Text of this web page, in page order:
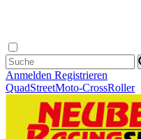
Anmelden Registrieren
QuadStreetMoto-CrossRoller